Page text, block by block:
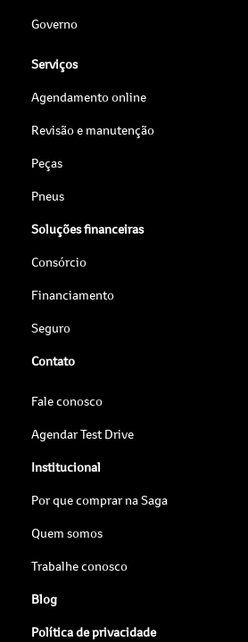
Governo
Serviços
Agendamento online
Revisão e manutenção
Peças
Pneus
Soluções financeiras
Consórcio
Financiamento
Seguro
Contato
Fale conosco
Agendar Test Drive
Institucional
Por que comprar na Saga
Quem somos
Trabalhe conosco
Blog
Política de privacidade